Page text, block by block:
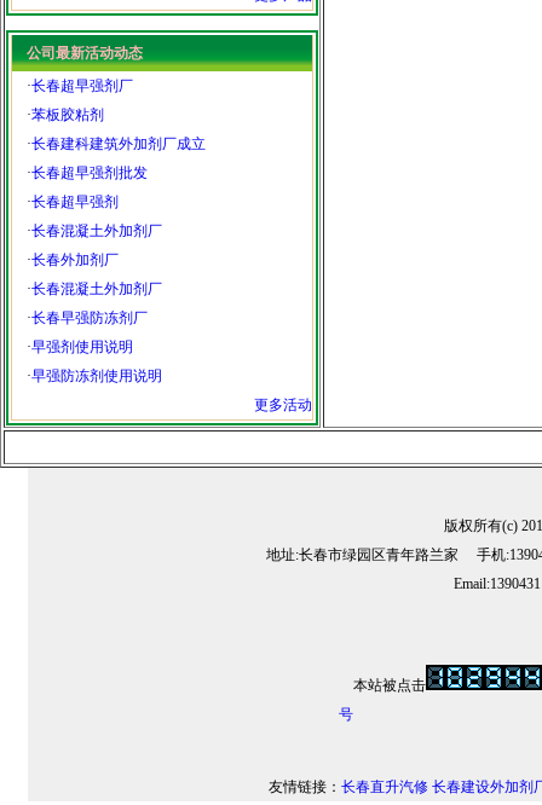
公司最新活动动态
·长春超早强剂厂
·苯板胶粘剂
·长春建科建筑外加剂厂成立
·长春超早强剂批发
·长春超早强剂
·长春混凝土外加剂厂
·长春外加剂厂
·长春混凝土外加剂厂
·长春早强防冻剂厂
·早强剂使用说明
·早强防冻剂使用说明
更多活动
版权所有(c)
地址:长春市绿园区青年路兰家 手机
本站被点击
号
友情链接： 长春直升汽修 长春建设外加剂